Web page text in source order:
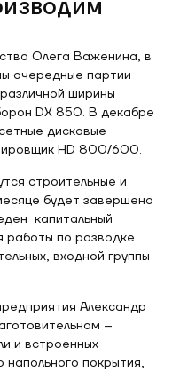
Олега Важенина, в
очередные партии
ширины
DX 850. В декабре
дисковые
HD 800/600.
строительные и
будет завершено
капитальный
по разводке
входной группы
Александр
–
и встроенных
покрытия,